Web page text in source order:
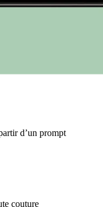
d’un prompt
couture